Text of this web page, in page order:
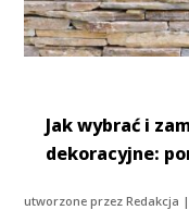
Jak wybrać i
dekoracyjne:
utworzone przezRedakcja |